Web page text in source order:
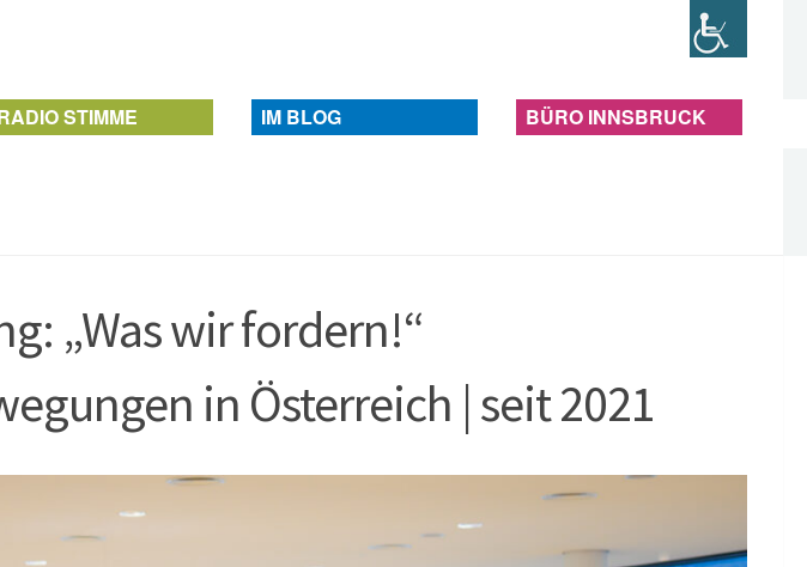
STIMME IM BLOG BÜRO INNSBRUCK
„Was wir fordern!“
in Österreich | seit 2021